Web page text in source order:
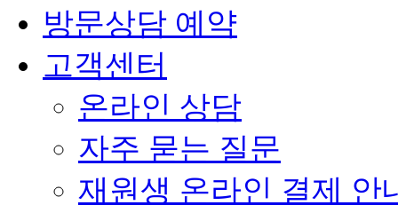
방문상담 예약
고객센터
온라인 상담
자주 묻는 질문
재원생 온라인 결제 안